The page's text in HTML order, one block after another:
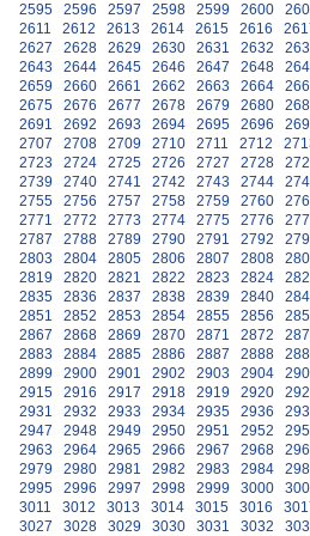
2595
2596 2597 2598 2599 2600
2611
2612 2613 2614 2615 2616
2627
2628 2629 2630 2631 2632
2643
2644 2645 2646 2647 2648
2659
2660 2661 2662 2663 2664
2675
2676 2677 2678 2679 2680
2691
2692 2693 2694 2695 2696
2707
2708 2709 2710 2711 2712
2723
2724 2725 2726 2727 2728
2739
2740 2741 2742 2743 2744
2755
2756 2757 2758 2759 2760
2771
2772 2773 2774 2775 2776
2787
2788 2789 2790 2791 2792
2803
2804 2805 2806 2807 2808
2819
2820 2821 2822 2823 2824
2835
2836 2837 2838 2839 2840
2851
2852 2853 2854 2855 2856
2867
2868 2869 2870 2871 2872
2883
2884 2885 2886 2887 2888
2899
2900 2901 2902 2903 2904
2915
2916 2917 2918 2919 2920
2931
2932 2933 2934 2935 2936
2947
2948 2949 2950 2951 2952
2963
2964 2965 2966 2967 2968
2979
2980 2981 2982 2983 2984
2995
2996 2997 2998 2999 3000
3011
3012 3013 3014 3015 3016
3027
3028 3029 3030 3031 3032